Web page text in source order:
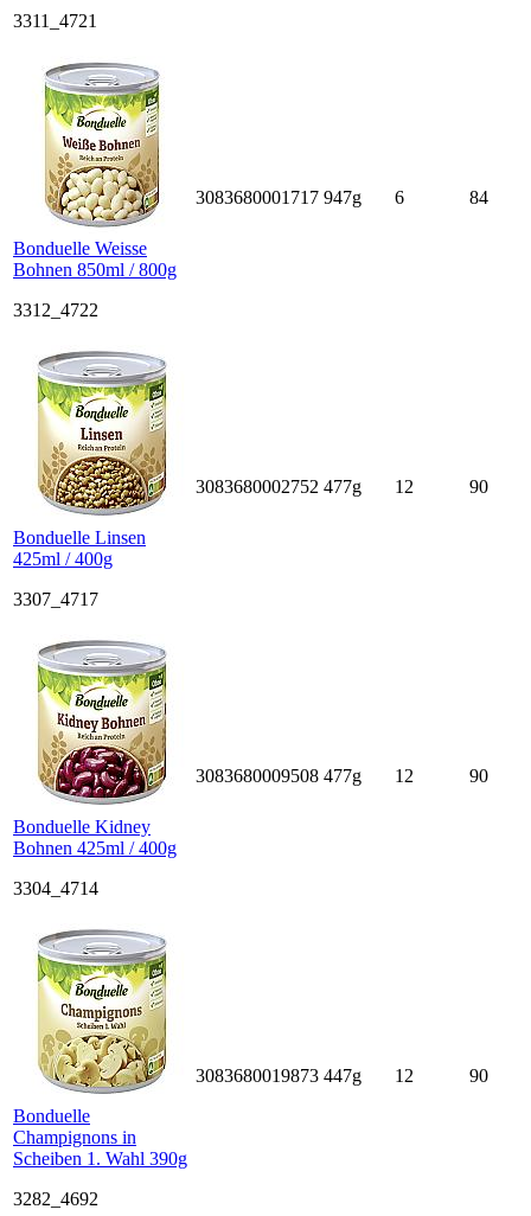
3311_4721
Bonduelle Weisse
Bohnen 850ml / 800g
3312_4722
3083680001717 947g 6 84
Bonduelle Linsen
425ml / 400g
3307_4717
3083680002752 477g 12 90
Bonduelle Kidney
Bohnen 425ml / 400g
3304_4714
3083680009508 477g 12 90
Bonduelle
Champignons in
Scheiben 1. Wahl 390g
3282_4692
3083680019873 447g 12 90